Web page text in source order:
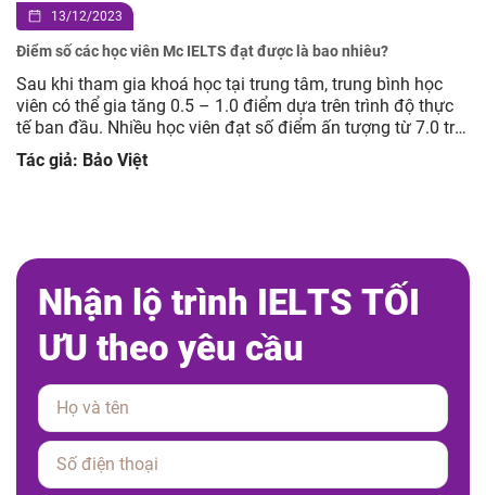
13/12/2023
Điểm số các học viên Mc IELTS đạt được là bao nhiêu?
Sau khi tham gia khoá học tại trung tâm, trung bình học
viên có thể gia tăng 0.5 – 1.0 điểm dựa trên trình độ thực
tế ban đầu. Nhiều học viên đạt số điểm ấn tượng từ 7.0 trở
lên. Trong số đó, có những bạn đạt 8.0 – 8.5. Xem thêm
bảng vàng thành […]
Tác giả: Bảo Việt
Nhận lộ trình IELTS TỐI
ƯU theo yêu cầu